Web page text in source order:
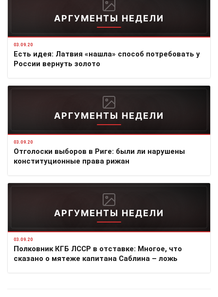
АРГУМЕНТЫ НЕДЕЛИ
03.09.20
Есть идея: Латвия «нашла» способ потребовать у
России вернуть золото
АРГУМЕНТЫ НЕДЕЛИ
03.09.20
Отголоски выборов в Риге: были ли нарушены
конституционные права рижан
АРГУМЕНТЫ НЕДЕЛИ
03.09.20
Полковник КГБ ЛССР в отставке: Многое, что
сказано о мятеже капитана Саблина – ложь